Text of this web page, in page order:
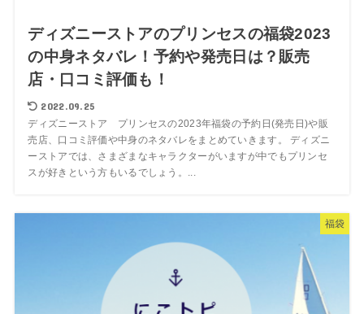
ディズニーストアのプリンセスの福袋2023
の中身ネタバレ！予約や発売日は？販売
店・口コミ評価も！
2022.09.25
ディズニーストア プリンセスの2023年福袋の予約日(発売日)や販
売店、口コミ評価や中身のネタバレをまとめていきます。 ディズニ
ーストアでは、さまざまなキャラクターがいますが中でもプリンセ
スが好きという方もいるでしょう。...
福袋